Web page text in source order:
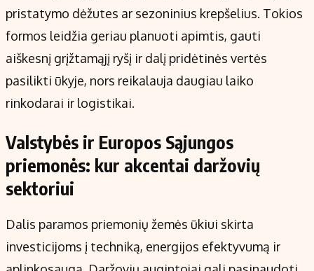
pristatymo dėžutes ar sezoninius krepšelius. Tokios
formos leidžia geriau planuoti apimtis, gauti
aiškesnį grįžtamąjį ryšį ir dalį pridėtinės vertės
pasilikti ūkyje, nors reikalauja daugiau laiko
rinkodarai ir logistikai.
Valstybės ir Europos Sąjungos
priemonės: kur akcentai daržovių
sektoriui
Dalis paramos priemonių žemės ūkiui skirta
investicijoms į techniką, energijos efektyvumą ir